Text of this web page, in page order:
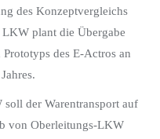
des Konzeptvergleichs
plant die Übergabe
des E-Actros an
soll der Warentransport auf
von Oberleitungs-LKW